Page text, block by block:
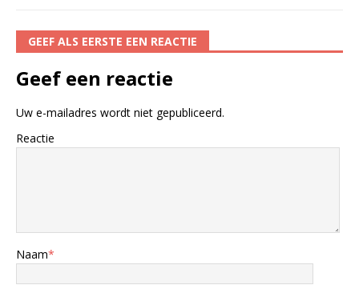
GEEF ALS EERSTE EEN REACTIE
Geef een reactie
Uw e-mailadres wordt niet gepubliceerd.
Reactie
Naam*